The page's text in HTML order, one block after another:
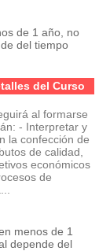
de 1 año, no
del tiempo
del Curso
al formarse
- Interpretar y
la confección de
de calidad,
económicos
de
menos de 1
depende del